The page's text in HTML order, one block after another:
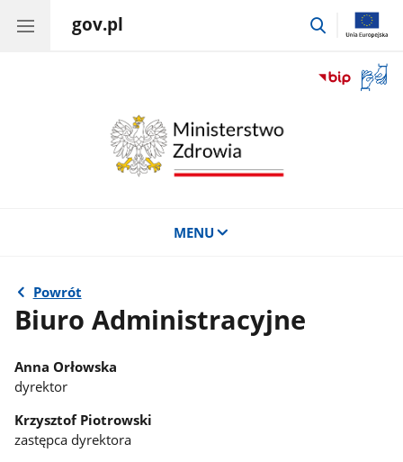
gov.pl
przejdź
okno
MENU
Powrót
Biuro Administracyjne
Anna Orłowska
dyrektor
Krzysztof Piotrowski
zastępca dyrektora